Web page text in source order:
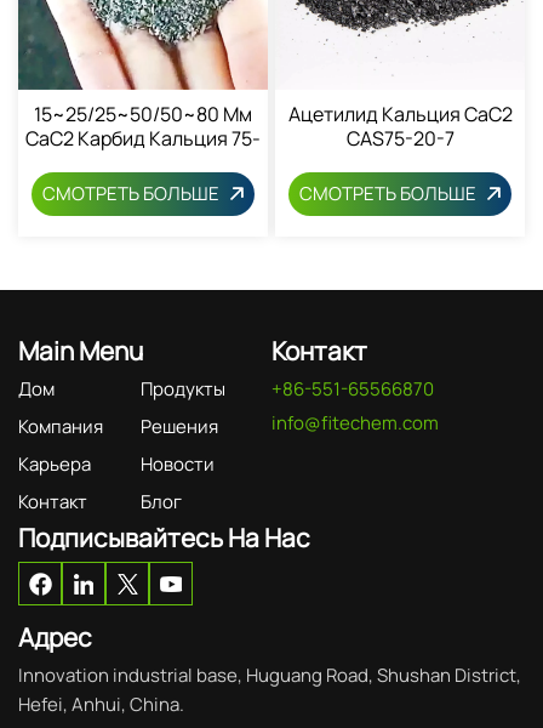
15~25/25~50/50~80 Мм
CaC2 Карбид Кальция 75-
СМОТРЕТЬ БОЛЬШЕ
Ацетилид Кальция CaC2
CAS75-20-7
СМОТРЕТЬ БОЛЬШЕ
Main Menu
Дом
Продукты
Компания
Решения
Карьера
Новости
Контакт
Блог
Контакт
+86-551-65566870
info@fitechem.com
Подписывайтесь На Нас
Адрес
Innovation industrial base, Huguang Road, Shushan District,
Hefei, Anhui, China.